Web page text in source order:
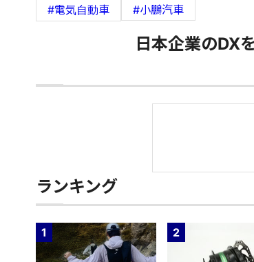
#電気自動車
#小鵬汽車
日本企業のDX
ランキング
1 2